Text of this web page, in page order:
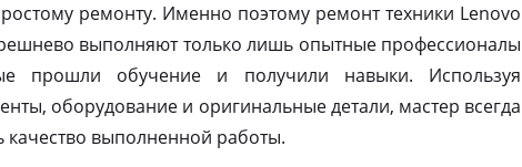
ремонту. Именно поэтому ремонт техники Lenovo
выполняют только лишь опытные профессионалы
прошли обучение и получили навыки. Используя
оборудование и оригинальные детали, мастер всегда
качество выполненной работы.